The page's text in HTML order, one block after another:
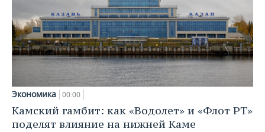
Экономика 00:00
Камский гамбит: как «Водолет» и «Флот РТ»
поделят влияние на нижней Каме